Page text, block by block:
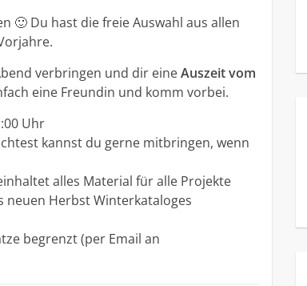
🙂 Du hast die freie Auswahl aus allen
verbringen und dir eineAuszeit vom
eine Freundin und komm vorbei.
Uhr
kannst du gerne mitbringen, wenn
alles Material für alle Projekte
neuen Herbst Winterkataloges
begrenzt (per Email an